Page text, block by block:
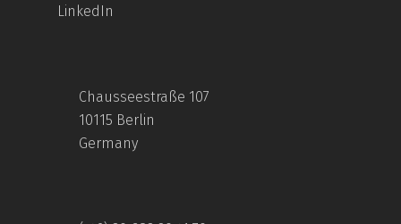
LinkedIn
Chausseestraße 107
10115 Berlin
Germany